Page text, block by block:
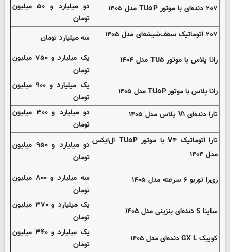
۲۰۷ دنده‌ای با موتور TU۵P مدل ۱۴۰۵
دو میلیارد و ۵۰ میلیون
تومان
۲۰۷ اتوماتیک سقف‌شیشه‌ای مدل ۱۴۰۵
سه میلیارد تومان
رانا پلاس با موتور TU۵ مدل ۱۴۰۴
یک میلیارد و ۷۵۰ میلیون
تومان
رانا پلاس با موتور TU۵P مدل ۱۴۰۵
یک میلیارد و ۹۰۰ میلیون
تومان
تارا دنده‌ای V۱ پلاس مدل ۱۴۰۵
دو میلیارد و ۳۰۰ میلیون
تومان
تارا اتوماتیک V۴ با موتور TU۵P ال‌ایکس
مدل ۱۴۰۴
دو میلیارد و ۹۵۰ میلیون
تومان
ری‌را توربو ۶ سرعته مدل ۱۴۰۵
سه میلیارد و ۸۰۰ میلیون
تومان
ساینا S دنده‌ای بنزینی مدل ۱۴۰۵
یک میلیارد و ۳۷۰ میلیون
تومان
کوییک GX L دنده‌ای مدل ۱۴۰۵
یک میلیارد و ۳۴۰ میلیون
تومان